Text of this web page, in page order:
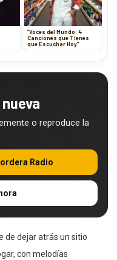
“Voces del Mundo: 4
Canciones que Tienes
que Escuchar Hoy”
o reproduce la
Radio
de dejar atrás un sitio
con melodías